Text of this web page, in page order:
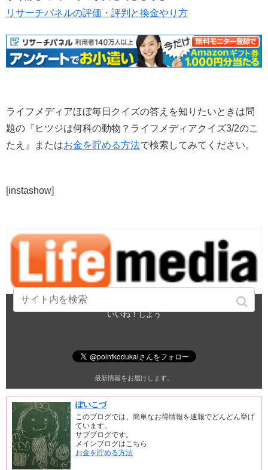
リサーチパネルの評価・評判と換金やり方
ライフメディアほぼ毎日クイズの答えを知りたいときは問
題の『ヒツジは何科の動物？ライフメディアクイズ3/2のこ
たえ』またはお金を貯める方法で検索してみてください。
[instashow]
いいね！しよう
最新情報をお届けします。
ぽいこづ
このブログでは、簡単なお得情報を速報でどんどん挙げ
ています。
サブブログです。
メインブログはこちら
お金を貯める方法